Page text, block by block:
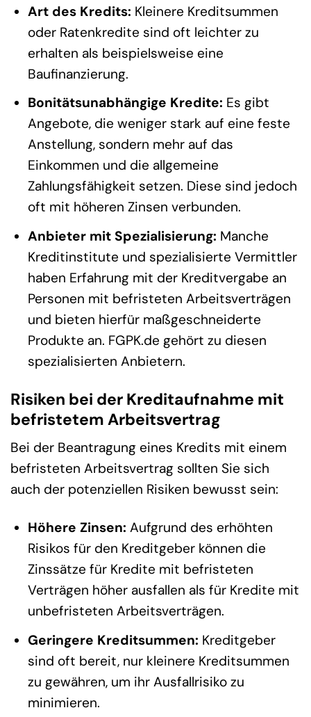
Art des Kredits: Kleinere Kreditsummen
oder Ratenkredite sind oft leichter zu
erhalten als beispielsweise eine
Baufinanzierung.
Bonitätsunabhängige Kredite: Es gibt
Angebote, die weniger stark auf eine feste
Anstellung, sondern mehr auf das
Einkommen und die allgemeine
Zahlungsfähigkeit setzen. Diese sind jedoch
oft mit höheren Zinsen verbunden.
Anbieter mit Spezialisierung: Manche
Kreditinstitute und spezialisierte Vermittler
haben Erfahrung mit der Kreditvergabe an
Personen mit befristeten Arbeitsverträgen
und bieten hierfür maßgeschneiderte
Produkte an. FGPK.de gehört zu diesen
spezialisierten Anbietern.
Risiken bei der Kreditaufnahme mit
befristetem Arbeitsvertrag
Bei der Beantragung eines Kredits mit einem
befristeten Arbeitsvertrag sollten Sie sich
auch der potenziellen Risiken bewusst sein:
Höhere Zinsen: Aufgrund des erhöhten
Risikos für den Kreditgeber können die
Zinssätze für Kredite mit befristeten
Verträgen höher ausfallen als für Kredite mit
unbefristeten Arbeitsverträgen.
Geringere Kreditsummen: Kreditgeber
sind oft bereit, nur kleinere Kreditsummen
zu gewähren, um ihr Ausfallrisiko zu
minimieren.